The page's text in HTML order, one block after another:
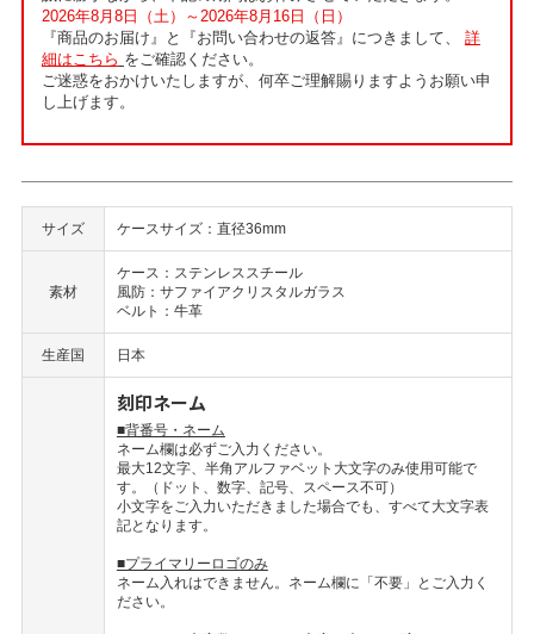
2026年8月8日（土）～2026年8月16日（日）
『商品のお届け』と『お問い合わせの返答』につきまして、 詳
細はこちら をご確認ください。
ご迷惑をおかけいたしますが、何卒ご理解賜りますようお願い申
し上げます。
サイズ ケースサイズ：直径36mm
素材
ケース：ステンレススチール
風防：サファイアクリスタルガラス
ベルト：牛革
生産国 日本
刻印ネーム
■背番号・ネーム
ネーム欄は必ずご入力ください。
最大12文字、半角アルファベット大文字のみ使用可能で
す。（ドット、数字、記号、スペース不可）
小文字をご入力いただきました場合でも、すべて大文字表
記となります。
■プライマリーロゴのみ
ネーム入れはできません。ネーム欄に「不要」とご入力く
ださい。